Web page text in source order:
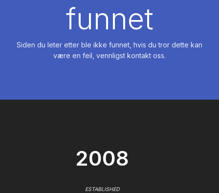
funnet
Siden du leter etter ble ikke funnet, hvis du tror dette kan
være en feil, vennligst kontakt oss.
2008
ESTABLISHED